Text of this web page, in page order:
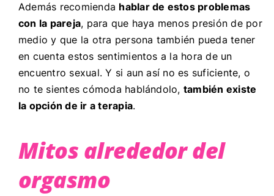
Además recomienda hablar de estos problemas
con la pareja, para que haya menos presión de por
medio y que la otra persona también pueda tener
en cuenta estos sentimientos a la hora de un
encuentro sexual. Y si aun así no es suficiente, o
no te sientes cómoda hablándolo, también existe
la opción de ir a terapia.
Mitos alrededor del
orgasmo